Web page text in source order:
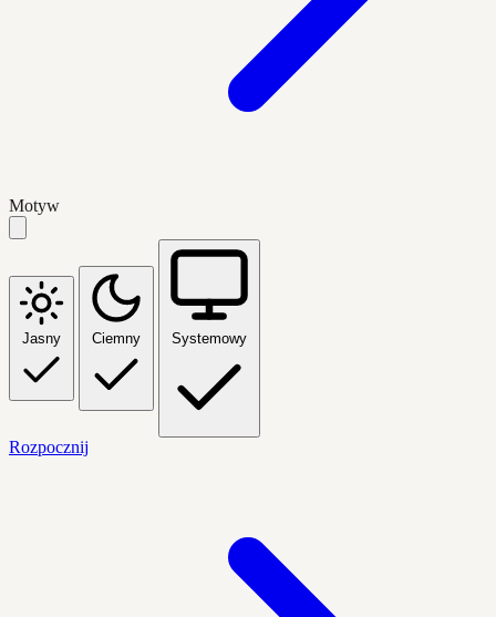
Motyw
Jasny Ciemny Systemowy
Rozpocznij